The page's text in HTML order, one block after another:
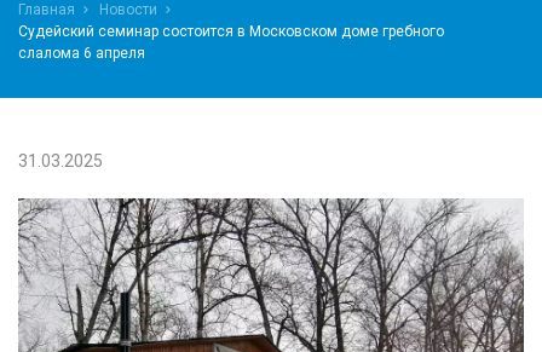
Документы Федерации
всероссийские соревнования
Главная
Новости
Судейский семинар состоится в Московском доме гребного
слалома 6 апреля
31.03.2025